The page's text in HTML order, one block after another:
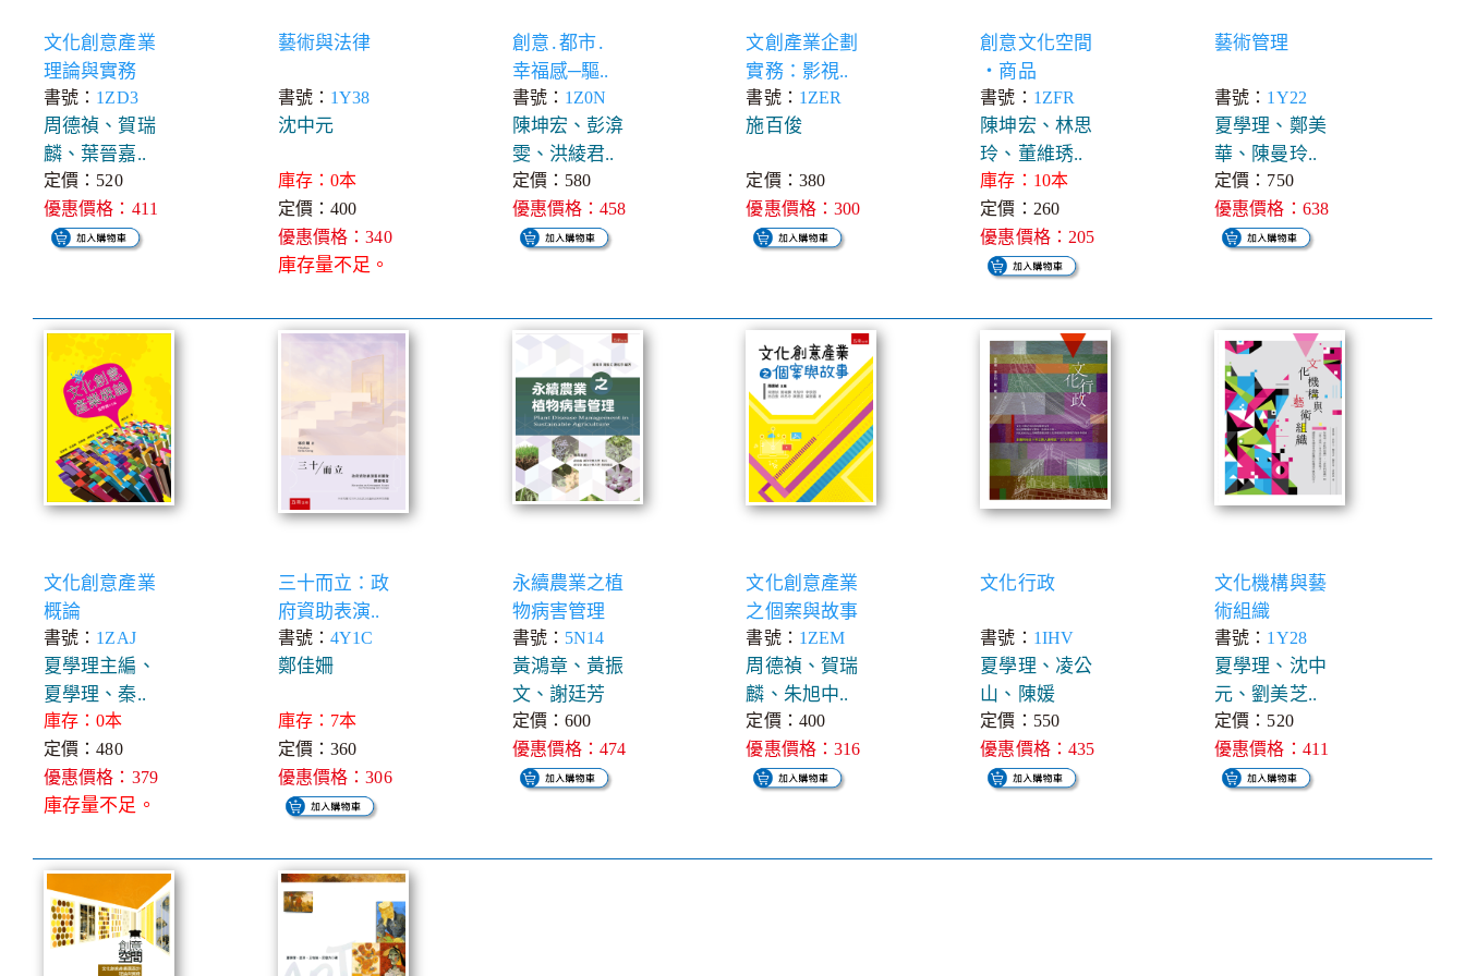
文化創意產業
理論與實務
書號： 1ZD3
周德禎、賀瑞
麟、葉晉嘉..
定價：520
優惠價格：411
藝術與法律
書號： 1Y38
沈中元
庫存：0本
定價：400
優惠價格：340
庫存量不足。
創意․都市․
幸福感─驅..
書號： 1Z0N
陳坤宏、彭渰
雯、洪綾君..
定價：580
優惠價格：458
文創產業企劃
實務：影視..
書號： 1ZER
施百俊
定價：380
優惠價格：300
創意文化空間
‧商品
書號： 1ZFR
陳坤宏、林思
玲、董維琇..
庫存：10本
定價：260
優惠價格：205
藝術管理
書號： 1Y22
夏學理、鄭美
華、陳曼玲..
定價：750
優惠價格：638
文化創意產業
概論
書號： 1ZAJ
夏學理主編、
夏學理、秦..
庫存：0本
定價：480
優惠價格：379
庫存量不足。
三十而立：政
府資助表演..
書號：4Y1C
鄭佳姍
庫存：7本
定價：360
優惠價格：306
永續農業之植
物病害管理
書號： 5N14
黃鴻章、黃振
文、謝廷芳
定價：600
優惠價格：474
文化創意產業
之個案與故事
書號： 1ZEM
周德禎、賀瑞
麟、朱旭中..
定價：400
優惠價格：316
文化行政
書號： 1IHV
夏學理、凌公
山、陳媛
定價：550
優惠價格：435
文化機構與藝
術組織
書號： 1Y28
夏學理、沈中
元、劉美芝..
定價：520
優惠價格：411